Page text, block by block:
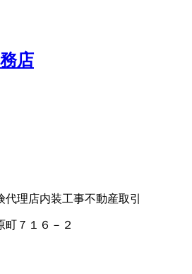
店
代理店内装工事不動産取引
町７１６－２